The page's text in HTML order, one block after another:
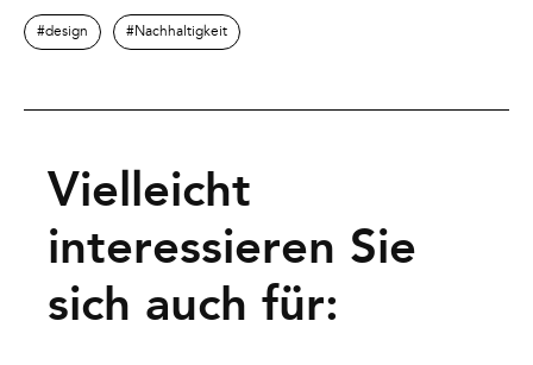
design Nachhaltigkeit
Vielleicht
interessieren Sie
sich auch für: